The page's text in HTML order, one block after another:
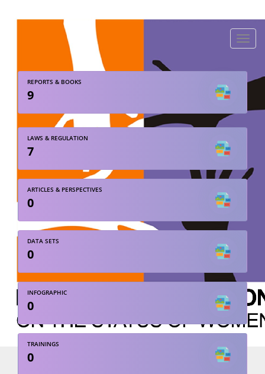
Toggle
REPORTS & BOOKS
9
LAWS & REGULATION
7
ARTICLES & PERSPECTIVES
0
DATA SETS
0
INFOGRAPHIC
0
TRAININGS
0